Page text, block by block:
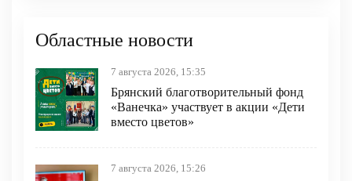
Областные новости
7 августа 2026, 15:35
Брянский благотворительный фонд
«Ванечка» участвует в акции «Дети
вместо цветов»
7 августа 2026, 15:26